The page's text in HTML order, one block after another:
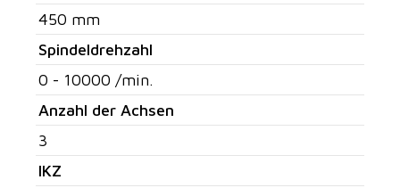
450 mm
Spindeldrehzahl
0 - 10000 /min.
Anzahl der Achsen
3
IKZ